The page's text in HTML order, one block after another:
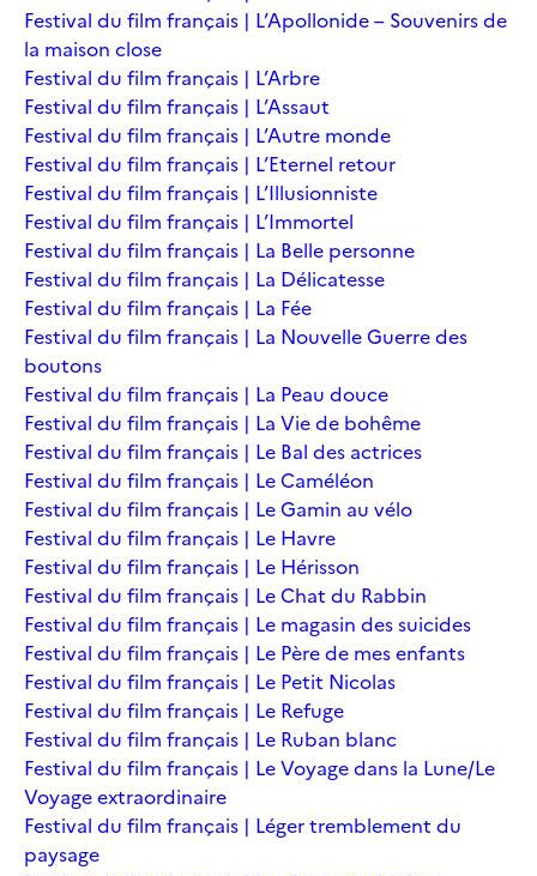
Festival du film français | L’Apollonide – Souvenirs de
la maison close
Festival du film français | L’Arbre
Festival du film français | L’Assaut
Festival du film français | L’Autre monde
Festival du film français | L’Eternel retour
Festival du film français | L’Illusionniste
Festival du film français | L’Immortel
Festival du film français | La Belle personne
Festival du film français | La Délicatesse
Festival du film français | La Fée
Festival du film français | La Nouvelle Guerre des
boutons
Festival du film français | La Peau douce
Festival du film français | La Vie de bohême
Festival du film français | Le Bal des actrices
Festival du film français | Le Caméléon
Festival du film français | Le Gamin au vélo
Festival du film français | Le Havre
Festival du film français | Le Hérisson
Festival du film français | Le Chat du Rabbin
Festival du film français | Le magasin des suicides
Festival du film français | Le Père de mes enfants
Festival du film français | Le Petit Nicolas
Festival du film français | Le Refuge
Festival du film français | Le Ruban blanc
Festival du film français | Le Voyage dans la Lune/Le
Voyage extraordinaire
Festival du film français | Léger tremblement du
paysage